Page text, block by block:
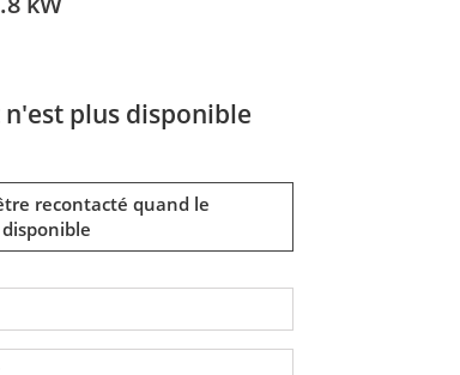
plus disponible
recontacté quand le